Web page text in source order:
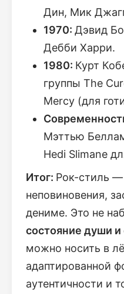
Дин, Мик
1970: Дэвид
Дебби Харри.
1980: Курт
группы The
Mercy (для
Мэттью
Hedi Slimane
Итог: Рок-стиль —
неповиновения,
дениме. Это не
состояние души
можно носить в
адаптированной
аутентичности и